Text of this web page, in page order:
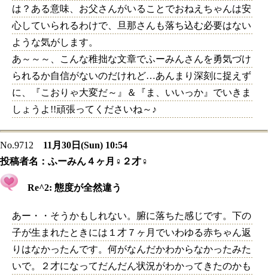
は？ある意味、お父さんがいることでおねえちゃんは安
心していられるわけで、旦那さんも落ち込む必要はない
ような気がします。
あ～～～、こんな稚拙な文章でふーみんさんを勇気づけ
られるか自信がないのだけれど…あんまり深刻に捉えず
に、『こおりゃ大変だ～』＆『ま、いいっか』でいきま
しょうよ!!頑張ってくださいね～♪
No.9712
11月30日(Sun) 10:54
投稿者名： ふーみん４ヶ月♀２才♀
Re^2: 態度が全然違う
あー・・そうかもしれない。腑に落ちた感じです。下の
子が生まれたときには１才７ヶ月でいわゆる赤ちゃん返
りはなかったんです。何がなんだかわからなかったみた
いで。２才になってだんだん状況がわかってきたのかも